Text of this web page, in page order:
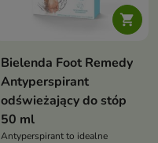

Bielenda Foot Remedy
Antyperspirant
odświeżający do stóp
50 ml
Antyperspirant to idealne